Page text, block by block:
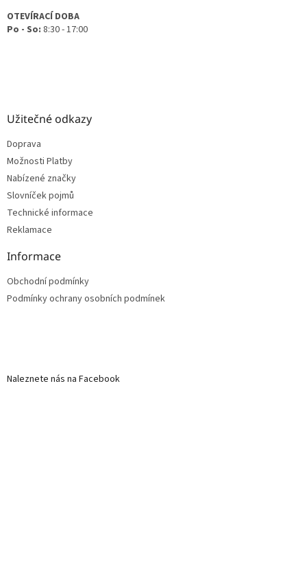
OTEVÍRACÍ DOBA
Po - So: 8:30 - 17:00
Užitečné odkazy
Doprava
Možnosti Platby
Nabízené značky
Slovníček pojmů
Technické informace
Reklamace
Informace
Obchodní podmínky
Podmínky ochrany osobních podmínek
Naleznete nás na Facebook